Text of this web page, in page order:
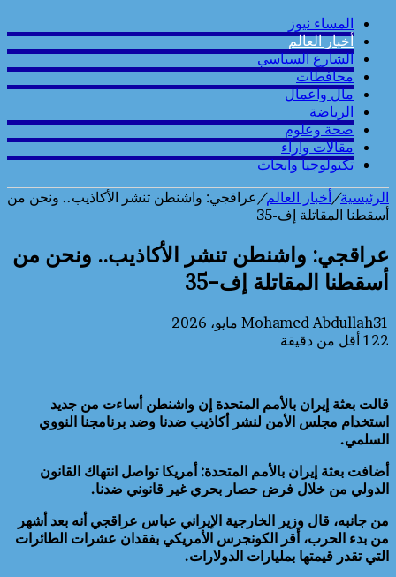
المساء نيوز
أخبار العالم
الشارع السياسي
محافطات
مال واعمال
الرياضة
صحة وعلوم
مقالات وارآء
تكنولوجيا وابحاث
الرئيسية/أخبار العالم/ عراقجي: واشنطن تنشر الأكاذيب.. ونحن من
أسقطنا المقاتلة إف-35
عراقجي: واشنطن تنشر الأكاذيب.. ونحن من
أسقطنا المقاتلة إف-35
Mohamed Abdullah31 مايو، 2026
122 أقل من دقيقة
قالت بعثة إيران بالأمم المتحدة إن واشنطن أساءت من جديد
استخدام مجلس الأمن لنشر أكاذيب ضدنا وضد برنامجنا النووي
السلمي.
أضافت بعثة إيران بالأمم المتحدة: أمريكا تواصل انتهاك القانون
الدولي من خلال فرض حصار بحري غير قانوني ضدنا.
من جانبه، قال وزير الخارجية الإيراني عباس عراقجي أنه بعد أشهر
من بدء الحرب، أقر الكونجرس الأمريكي بفقدان عشرات الطائرات
التي تقدر قيمتها بمليارات الدولارات.